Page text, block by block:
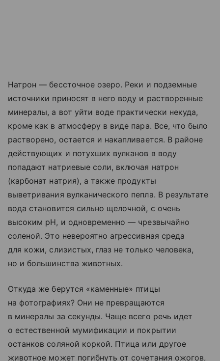
Натрон — бессточное озеро. Реки и подземные
источники приносят в него воду и растворенные
минералы, а вот уйти воде практически некуда,
кроме как в атмосферу в виде пара. Все, что было
растворено, остается и накапливается. В районе
действующих и потухших вулканов в воду
попадают натриевые соли, включая натрон
(карбонат натрия), а также продукты
выветривания вулканического пепла. В результате
вода становится сильно щелочной, с очень
высоким pH, и одновременно — чрезвычайно
соленой. Это невероятно агрессивная среда
для кожи, слизистых, глаз не только человека,
но и большинства животных.
Откуда же берутся «каменные» птицы
на фотографиях? Они не превращаются
в минералы за секунды. Чаще всего речь идет
о естественной мумификации и покрытии
останков соляной коркой. Птица или другое
животное может погибнуть от сочетания ожогов,